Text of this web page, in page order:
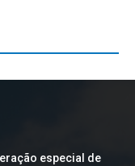
especial de